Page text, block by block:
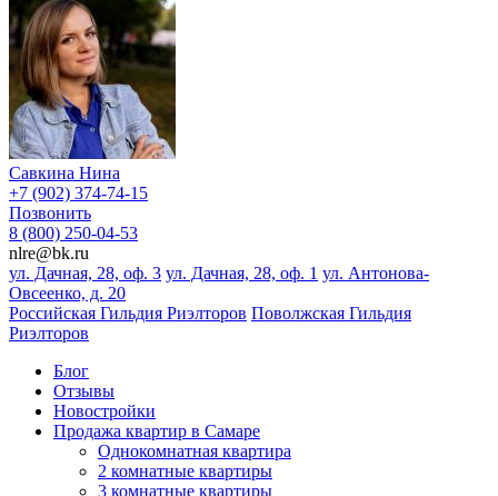
Савкина Нина
+7 (902) 374-74-15
Позвонить
8 (800) 250-04-53
nlre@bk.ru
ул. Дачная, 28, оф. 3 ул. Дачная, 28, оф. 1 ул. Антонова-
Овсеенко, д. 20
Российская Гильдия Риэлторов Поволжская Гильдия
Риэлторов
Блог
Отзывы
Новостройки
Продажа квартир в Самаре
Однокомнатная квартира
2 комнатные квартиры
3 комнатные квартиры